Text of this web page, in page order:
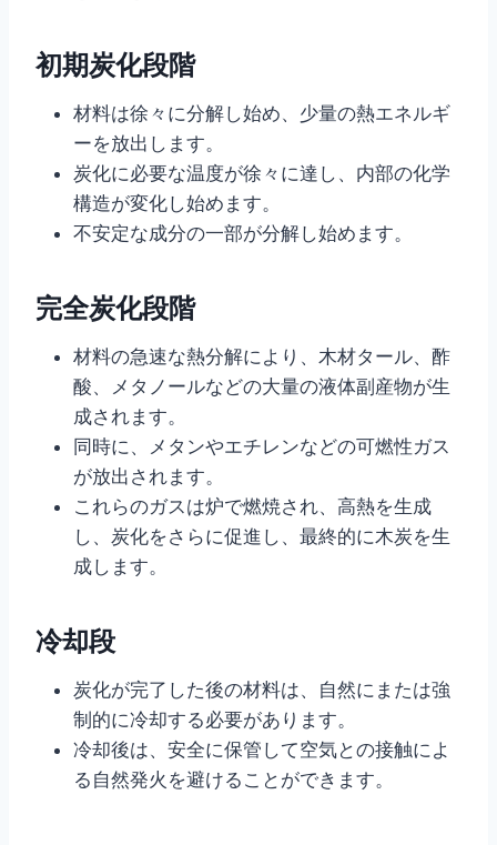
初期炭化段階
材料は徐々に分解し始め、少量の熱エネルギ
ーを放出します。
炭化に必要な温度が徐々に達し、内部の化学
構造が変化し始めます。
不安定な成分の一部が分解し始めます。
完全炭化段階
材料の急速な熱分解により、木材タール、酢
酸、メタノールなどの大量の液体副産物が生
成されます。
同時に、メタンやエチレンなどの可燃性ガス
が放出されます。
これらのガスは炉で燃焼され、高熱を生成
し、炭化をさらに促進し、最終的に木炭を生
成します。
冷却段
炭化が完了した後の材料は、自然にまたは強
制的に冷却する必要があります。
冷却後は、安全に保管して空気との接触によ
る自然発火を避けることができます。